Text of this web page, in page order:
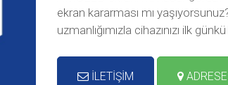
ekran kararması mı
uzmanlığımızla cihazınızı ilk
İLETİŞİM